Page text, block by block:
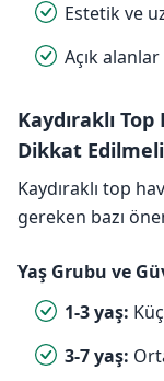
Estetik ve
Açık
Kaydıraklı
Dikkat
Kaydıraklı top
gereken bazı
Yaş Grubu ve
1-3 yaş:
3-7 yaş: